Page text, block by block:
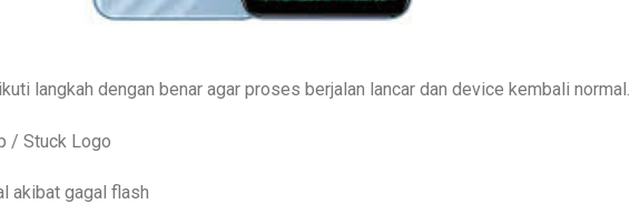
langkah dengan benar agar proses berjalan lancar dan device kembali normal.
/ Stuck Logo
akibat gagal flash